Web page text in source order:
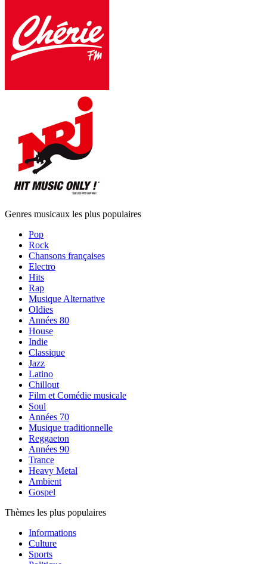
Genres musicaux les plus populaires
Pop
Rock
Chansons françaises
Electro
Hits
Rap
Musique Alternative
Oldies
Années 80
House
Indie
Classique
Jazz
Latino
Chillout
Film et Comédie musicale
Soul
Années 70
Musique traditionnelle
Reggaeton
Années 90
Trance
Heavy Metal
Ambient
Gospel
Thèmes les plus populaires
Informations
Culture
Sports